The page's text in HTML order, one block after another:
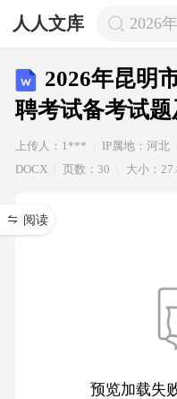
人人文库 2026
2026年昆明
聘考试备考试
上传人：1*** IP属地：河北
DOCX
页数：30 大小：
阅读
预览加载失